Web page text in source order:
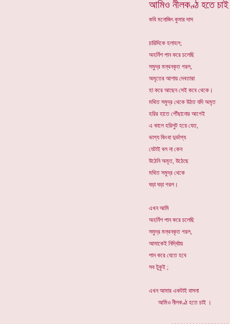
আমিও নীলকণ্ঠ হতে চাই
কবি মনোজিৎ কুমার দাস
চারিদিকে হলাহল;
অহর্নিশ পান করে চলেছি
সমুদ্র মন্থনকৃত গরল,
অমৃতের আশায় দেবতারা
হা করে আছেন সেই কবে থেকে।
মথিত সমুদ্র থেকে উঠত যদি অমৃত
হরির হাতে পৌঁছানোর আগেই
এ কালে হরিলুট হয়ে যেত,
ভাগ্য কিংবা দুর্ভাগ্য
যেটাই বল না কেন
উঠেনি অমৃত, উঠেছে
মথিত সমুদ্র থেকে
ঘড়া ঘড়া গরল।
এখন আমি
অহর্নিশ পান করে চলেছি
সমুদ্র মন্থনকৃত গরল,
আমাকেই নির্দ্ধিাায়
পান করে যেতে হবে
সব টুকুই ;
এখন আমার একটাই বাসনা
আমিও নীলকণ্ঠ হতে চাই ।